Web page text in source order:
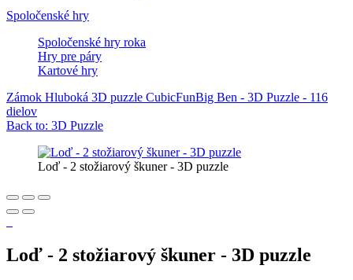
Spoločenské hry
Spoločenské hry roka
Hry pre páry
Kartové hry
Zámok Hluboká 3D puzzle CubicFunBig Ben - 3D Puzzle - 116
dielov
Back to: 3D Puzzle
Loď - 2 stožiarový škuner - 3D puzzle
Loď - 2 stožiarový škuner - 3D puzzle